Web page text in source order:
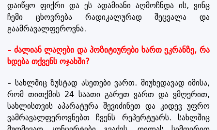
დაიწყო ფიქრი და ეს ადამიანი აღმოჩნდა ის, ვინც
ჩემი ცხოვრება რადიკალურად შეცვალა და
გაამრავალფეროვნა.
– ძალიან ლაღები და პოზიტიურები ხართ ეკრანზე, რა
ხდება თქვენს ოჯახში?
– სახლშიც ზუსტად ასეთები ვართ. მიუხედავად იმისა,
რომ თითქმის 24 საათი გარეთ ვართ და ვმღერით,
სახლისთვის აპარატურა შევიძინეთ და კიდევ უფრო
ვამრავალფეროვნებთ ჩვენს რეპერტუარს. სახლშიც